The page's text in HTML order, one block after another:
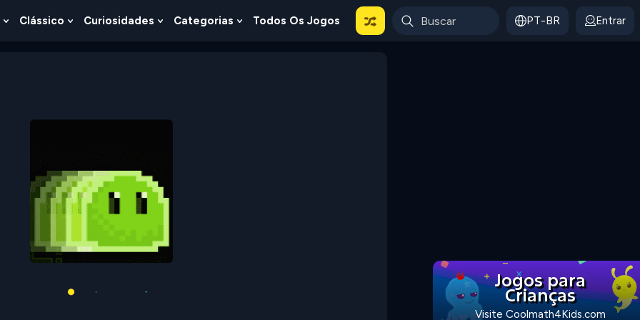
Show
Clássico Show
Curiosidades Show
Categorias Show
Todos Os Jogos PT-BR Entrar
Jogos para
Crianças
Visite Coolmath4Kids.com